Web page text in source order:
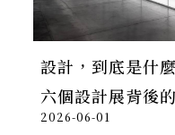
設計，到底是什
六個設計展背後
2026-06-01